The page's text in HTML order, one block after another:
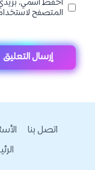
احفظ اسمي، بريدي
المتصفح
اتصل بنا